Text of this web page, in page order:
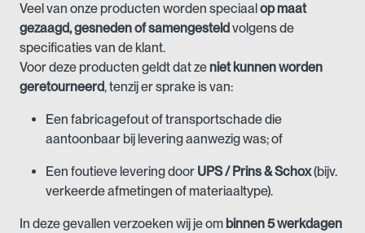
Veel van onze producten worden speciaal op maat
gezaagd, gesneden of samengesteld volgens de
specificaties van de klant.
Voor deze producten geldt dat ze niet kunnen worden
geretourneerd, tenzij er sprake is van:
Een fabricagefout of transportschade die
aantoonbaar bij levering aanwezig was; of
Een foutieve levering door UPS / Prins & Schox(bijv.
verkeerde afmetingen of materiaaltype).
In deze gevallen verzoeken wij je om binnen 5 werkdagen